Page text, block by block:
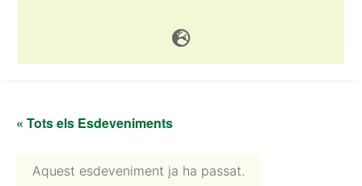

« Tots els Esdeveniments
Aquest esdeveniment ja ha passat.